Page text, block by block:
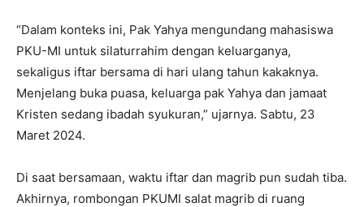
“Dalam konteks ini, Pak Yahya mengundang mahasiswa
PKU-MI untuk silaturrahim dengan keluarganya,
sekaligus iftar bersama di hari ulang tahun kakaknya.
Menjelang buka puasa, keluarga pak Yahya dan jamaat
Kristen sedang ibadah syukuran,” ujarnya. Sabtu, 23
Maret 2024.
Di saat bersamaan, waktu iftar dan magrib pun sudah tiba.
Akhirnya, rombongan PKUMI salat magrib di ruang